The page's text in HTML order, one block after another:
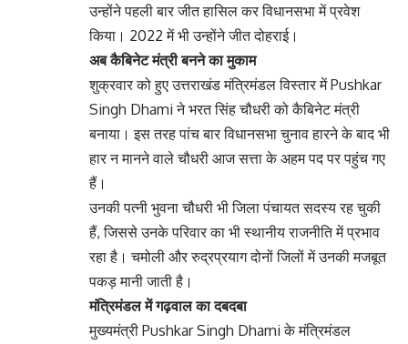
उन्होंने पहली बार जीत हासिल कर विधानसभा में प्रवेश
किया। 2022 में भी उन्होंने जीत दोहराई।
अब कैबिनेट मंत्री बनने का मुकाम
शुक्रवार को हुए उत्तराखंड मंत्रिमंडल विस्तार में Pushkar
Singh Dhami ने भरत सिंह चौधरी को कैबिनेट मंत्री
बनाया। इस तरह पांच बार विधानसभा चुनाव हारने के बाद भी
हार न मानने वाले चौधरी आज सत्ता के अहम पद पर पहुंच गए
हैं।
उनकी पत्नी भुवना चौधरी भी जिला पंचायत सदस्य रह चुकी
हैं, जिससे उनके परिवार का भी स्थानीय राजनीति में प्रभाव
रहा है। चमोली और रुद्रप्रयाग दोनों जिलों में उनकी मजबूत
पकड़ मानी जाती है।
मंत्रिमंडल में गढ़वाल का दबदबा
मुख्यमंत्री Pushkar Singh Dhami के मंत्रिमंडल